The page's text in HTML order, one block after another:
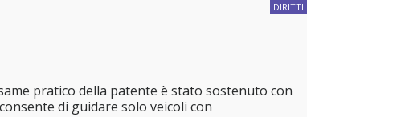
DIRITTI
pratico della patente è stato sostenuto con
di guidare solo veicoli con